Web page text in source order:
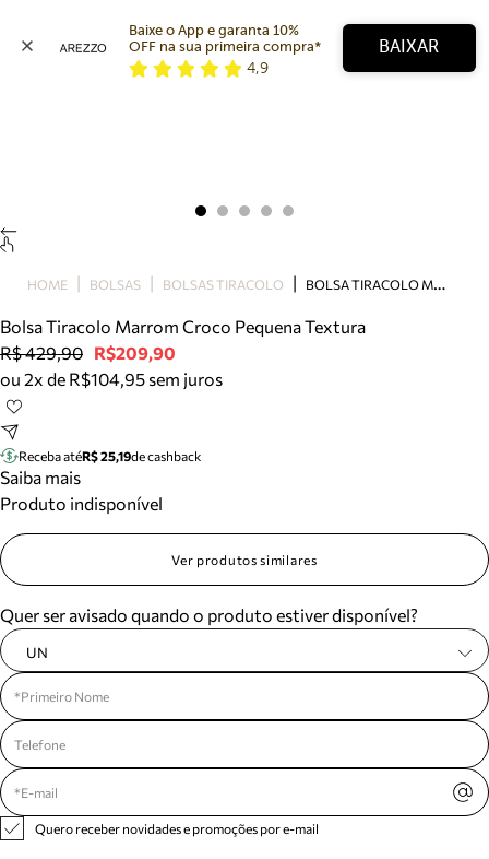
Bolsa
Tamanco
Tênis
Mule
Tire dúvidas sobre pedidos, devoluções e mais.
Meus pedidos
Acompanhe seus pedidos e solicite devoluções.
Baixe o App e garanta 10%
OFF na sua primeira compra*
4,9
BAIXAR
HOME BOLSAS BOLSAS TIRACOLO B
OLSA TIRACOLO MARROM CROCO PEQUENA TEXTURA
Bolsa Tiracolo Marrom Croco Pequena Textura
R$ 429,90 R$209,90
ou 2x de R$104,95 sem juros
Receba atéR$ 25,19de cashback
Saiba mais
Produto indisponível
Ver produtos similares
Quer ser avisado quando o produto estiver disponível?
UN
Quero receber novidades e promoções por e-mail